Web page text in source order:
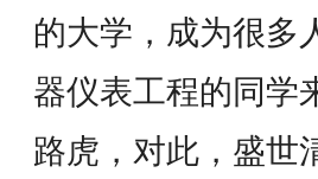
的大学，成为很多
器仪表工程的同学
路虎，对此，盛世